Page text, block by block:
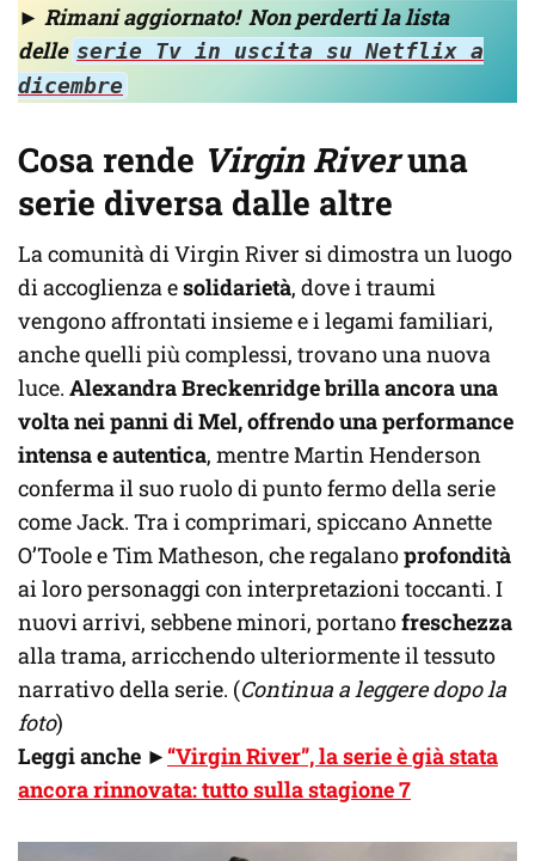
► Rimani aggiornato! Non perderti la lista
delle serie Tv in uscita su Netflix a
dicembre
Cosa rende Virgin Riveruna
serie diversa dalle altre
La comunità di Virgin River si dimostra un luogo
di accoglienza esolidarietà, dove i traumi
vengono affrontati insieme e i legami familiari,
anche quelli più complessi, trovano una nuova
luce. Alexandra Breckenridge brilla ancora una
volta nei panni di Mel, offrendo una performance
intensa e autentica, mentre Martin Henderson
conferma il suo ruolo di punto fermo della serie
come Jack. Tra i comprimari, spiccano Annette
O’Toole e Tim Matheson, che regalanoprofondità
ai loro personaggi con interpretazioni toccanti. I
nuovi arrivi, sebbene minori, portanofreschezza
alla trama, arricchendo ulteriormente il tessuto
narrativo della serie. (Continua a leggere dopo la
foto)
Leggi anche ►“Virgin River”, la serie è già stata
ancora rinnovata: tutto sulla stagione 7